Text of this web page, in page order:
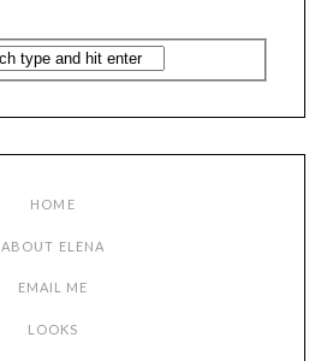
HOME
ABOUT ELENA
EMAIL ME
LOOKS